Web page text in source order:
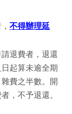
不得辦理延
退費者，退還
起算未逾全期
費之半數。開
，不予退還。